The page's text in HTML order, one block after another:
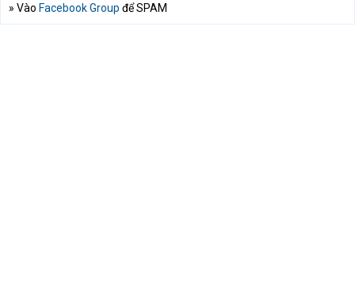
» Vào Facebook Group để SPAM